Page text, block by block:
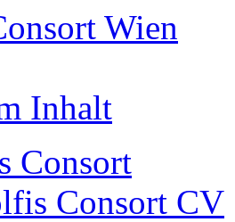
Wien
Inhalt
Consort
Consort CV